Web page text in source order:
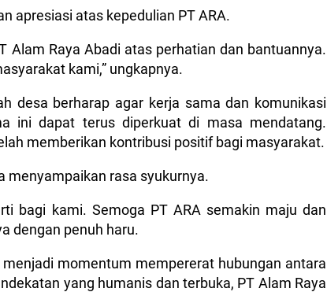
apresiasi atas kepedulian PT ARA.
Alam Raya Abadi atas perhatian dan bantuannya.
kami,” ungkapnya.
desa berharap agar kerja sama dan komunikasi
ini dapat terus diperkuat di masa mendatang.
memberikan kontribusi positif bagi masyarakat.
menyampaikan rasa syukurnya.
bagi kami. Semoga PT ARA semakin maju dan
dengan penuh haru.
momentum mempererat hubungan antara
yang humanis dan terbuka, PT Alam Raya